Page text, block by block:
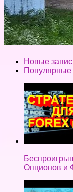
Новые
Популярные
Опционов и